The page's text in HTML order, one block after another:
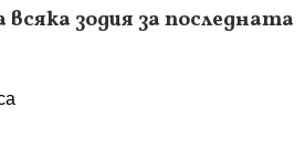
всяка зодия за последната